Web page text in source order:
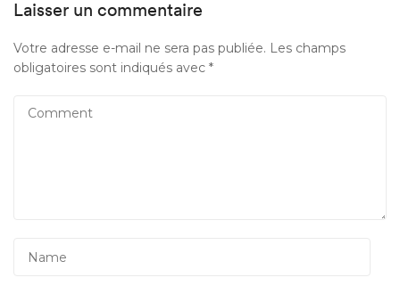
Laisser un commentaire
Votre adresse e-mail ne sera pas publiée. Les champs
obligatoires sont indiqués avec *